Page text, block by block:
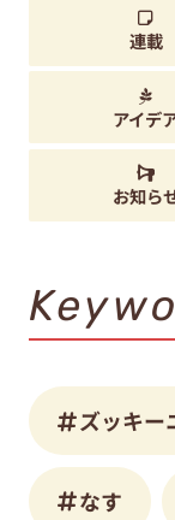
連載
アイデ
お知ら
ズッキー
なす